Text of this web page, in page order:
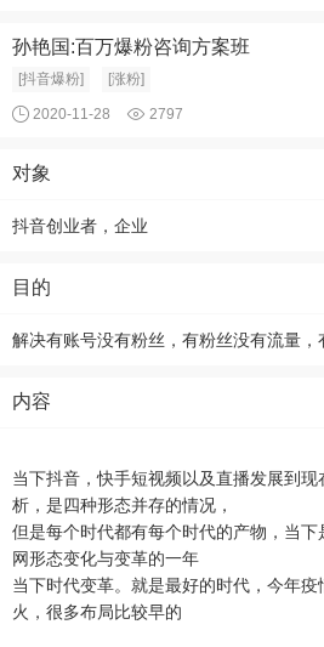
孙艳国:百万爆粉咨询方案班
[抖音爆粉] [涨粉]
2020-11-28 2797
对象
抖音创业者，企业
目的
解决有账号没有粉丝，有粉丝没有流量
内容
当下抖音，快手短视频以及直播发展到
析，是四种形态并存的情况，
但是每个时代都有每个时代的产物，当
网形态变化与变革的一年
当下时代变革。就是最好的时代，今年
火，很多布局比较早的